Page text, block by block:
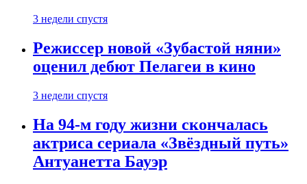
3 недели спустя
Режиссер новой «Зубастой няни»
оценил дебют Пелагеи в кино
3 недели спустя
На 94-м году жизни скончалась
актриса сериала «Звёздный путь»
Антуанетта Бауэр